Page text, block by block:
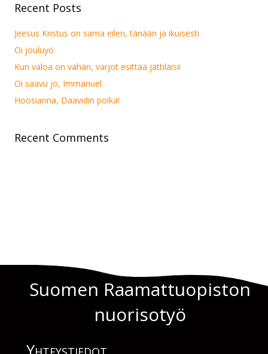
Recent Posts
Jeesus Kristus on sama eilen, tänään ja ikuisesti
Oi jouluyö
Kun valoa on vähän, varjot esittää jättiläisii
Oi saavu jo, Immanuel
Hoosianna, Daavidin poika!
Recent Comments
Suomen Raamattuopiston
nuorisotyö